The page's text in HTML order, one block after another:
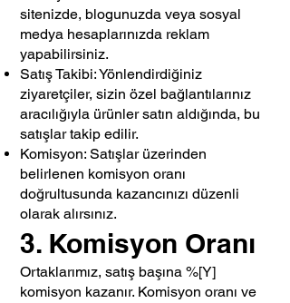
sitenizde, blogunuzda veya sosyal
medya hesaplarınızda reklam
yapabilirsiniz.
Satış Takibi: Yönlendirdiğiniz
ziyaretçiler, sizin özel bağlantılarınız
aracılığıyla ürünler satın aldığında, bu
satışlar takip edilir.
Komisyon: Satışlar üzerinden
belirlenen komisyon oranı
doğrultusunda kazancınızı düzenli
olarak alırsınız.
3. Komisyon Oranı
Ortaklarımız, satış başına %[Y]
komisyon kazanır. Komisyon oranı ve